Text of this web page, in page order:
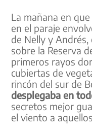
La mañana en
en el paraje
de Nelly y Andrés,
sobre la Reserva
primeros rayos
cubiertas de
rincón del sur de
desplegaba en
secretos mejor
el viento a